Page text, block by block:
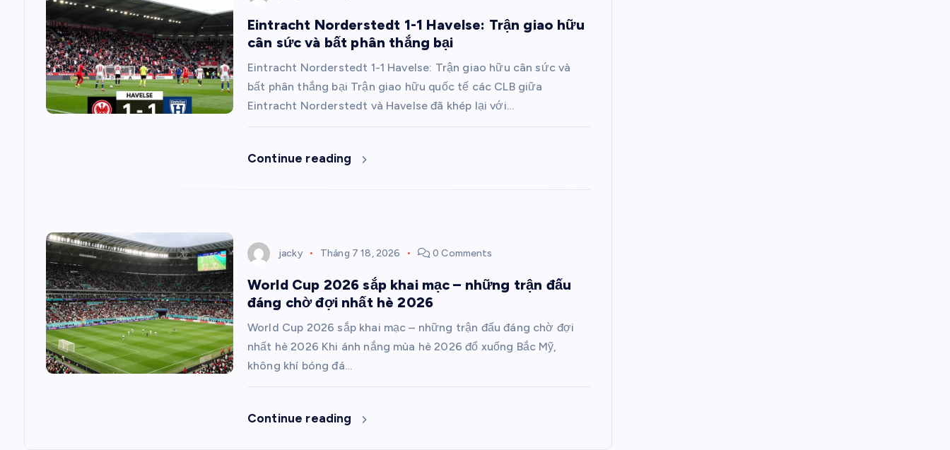
Eintracht Norderstedt 1-1 Havelse: Trận giao hữu
cân sức và bất phân thắng bại
Eintracht Norderstedt 1-1 Havelse: Trận giao hữu cân sức và
bất phân thắng bại Trận giao hữu quốc tế các CLB giữa
Eintracht Norderstedt và Havelse đã khép lại với…
Continue reading
jacky Tháng 7 18, 2026 0 Comments
World Cup 2026 sắp khai mạc – những trận đấu
đáng chờ đợi nhất hè 2026
World Cup 2026 sắp khai mạc – những trận đấu đáng chờ đợi
nhất hè 2026 Khi ánh nắng mùa hè 2026 đổ xuống Bắc Mỹ,
không khí bóng đá…
Continue reading